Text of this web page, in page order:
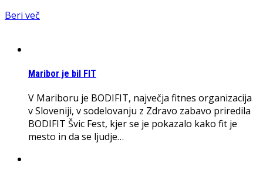
Beri več
Maribor je bil FIT
V Mariboru je BODIFIT, največja fitnes organizacija
v Sloveniji, v sodelovanju z Zdravo zabavo priredila
BODIFIT Švic Fest, kjer se je pokazalo kako fit je
mesto in da se ljudje…